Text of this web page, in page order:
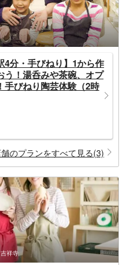
4分・手びねり】1から作
う！湯呑みや茶碗、オプ
手びねり陶芸体験（2時
舗のプランをすべて見る(3)
祥寺